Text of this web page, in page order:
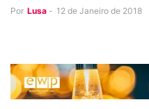
Por Lusa - 12 de Janeiro de 2018